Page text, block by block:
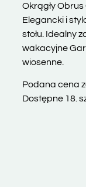
Okrągły
Elegancki i
stołu. Idealny
wakacyjne
wiosenne.
Podana cena
Dostępne 18.